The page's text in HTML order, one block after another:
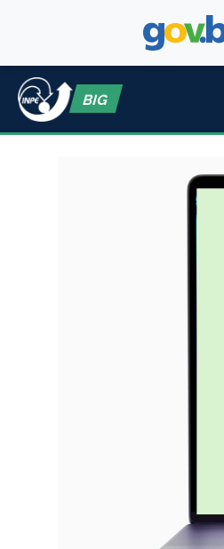
BIG